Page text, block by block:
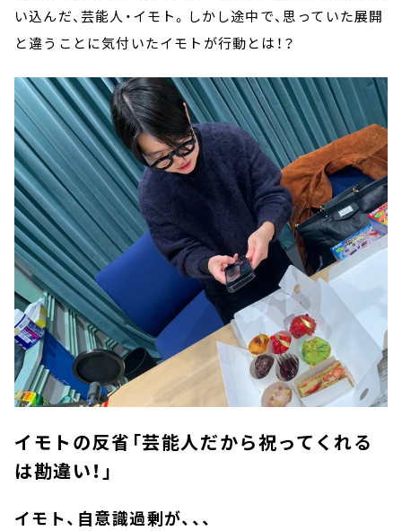
い込んだ、芸能人・イモト。しかし途中で、思っていた展開
と違うことに気付いたイモトが行動とは！？
イモトの反省「芸能人だから祝ってくれる
は勘違い！」
イモト、自意識過剰が、、、